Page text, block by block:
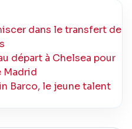
dans le transfert de
départ à Chelsea pour
Madrid
Barco, le jeune talent